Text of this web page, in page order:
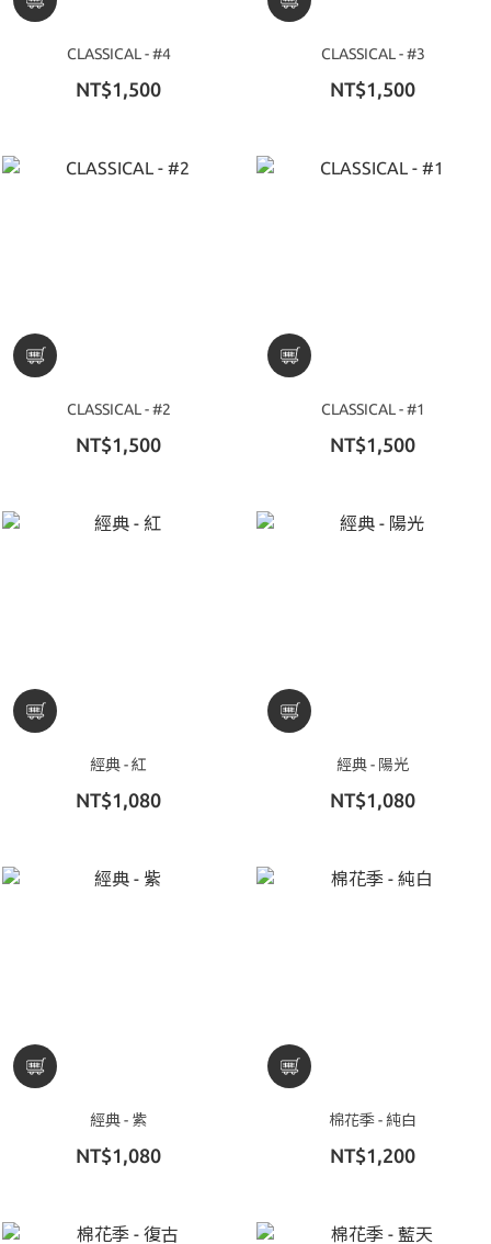
CLASSICAL - #4
NT$1,500
CLASSICAL - #3
NT$1,500
CLASSICAL - #2
NT$1,500
CLASSICAL - #1
NT$1,500
經典 - 紅
NT$1,080
經典 - 陽光
NT$1,080
經典 - 紫
NT$1,080
棉花季 - 純白
NT$1,200